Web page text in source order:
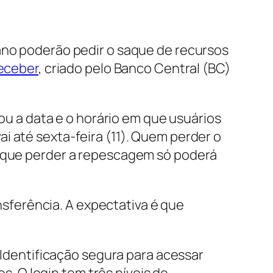
poderão pedir o saque de recursos
, criado pelo Banco Central (BC)
a data e o horário em que usuários
até sexta-feira (11). Quem perder o
perder a repescagem só poderá
A expectativa é que
segura para acessar